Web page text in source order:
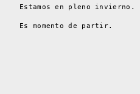
Estamos en pleno invierno.
Es momento de partir.